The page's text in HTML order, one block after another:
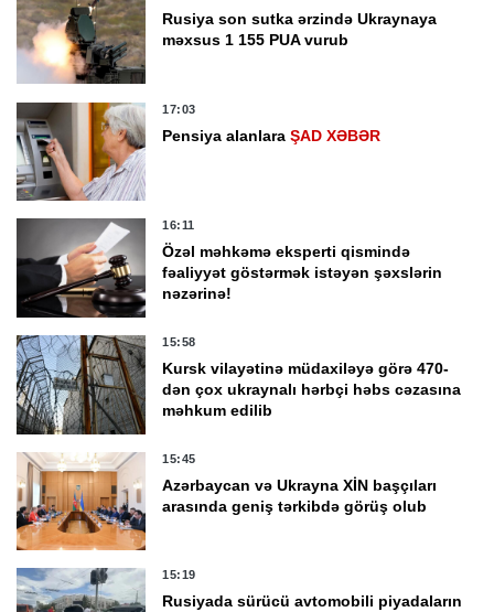
Rusiya son sutka ərzində Ukraynaya
məxsus 1 155 PUA vurub
17:03
Pensiya alanlaraŞAD XƏBƏR
16:11
Özəl məhkəmə eksperti qismində
fəaliyyət göstərmək istəyən şəxslərin
nəzərinə!
15:58
Kursk vilayətinə müdaxiləyə görə 470-
dən çox ukraynalı hərbçi həbs cəzasına
məhkum edilib
15:45
Azərbaycan və Ukrayna XİN başçıları
arasında geniş tərkibdə görüş olub
15:19
Rusiyada sürücü avtomobili piyadaların